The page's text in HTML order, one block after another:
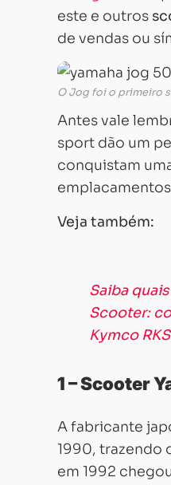
este e outros
de vendas ou
O Jog foi o primeiro
Antes vale
sport dão um
conquistam
Veja também:
Saiba
Scooter:
Kymco
1 – Scooter
A fabricante
1990, trazendo
em 1992